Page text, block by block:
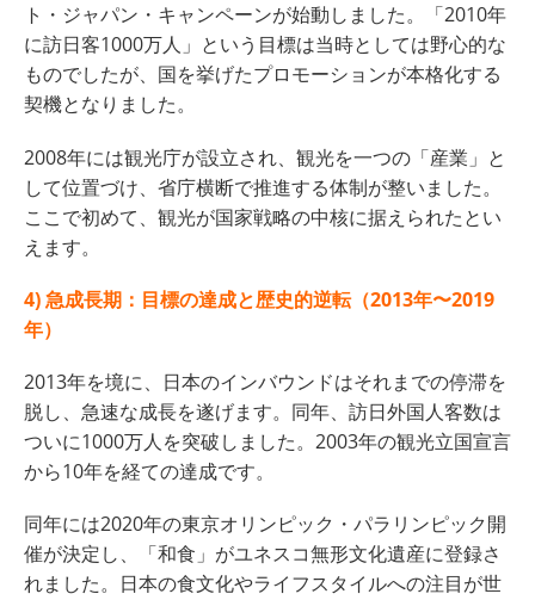
ト・ジャパン・キャンペーンが始動しました。「2010年
に訪日客1000万人」という目標は当時としては野心的な
ものでしたが、国を挙げたプロモーションが本格化する
契機となりました。
2008年には観光庁が設立され、観光を一つの「産業」と
して位置づけ、省庁横断で推進する体制が整いました。
ここで初めて、観光が国家戦略の中核に据えられたとい
えます。
4) 急成長期：目標の達成と歴史的逆転（2013年〜2019
年）
2013年を境に、日本のインバウンドはそれまでの停滞を
脱し、急速な成長を遂げます。同年、訪日外国人客数は
ついに1000万人を突破しました。2003年の観光立国宣言
から10年を経ての達成です。
同年には2020年の東京オリンピック・パラリンピック開
催が決定し、「和食」がユネスコ無形文化遺産に登録さ
れました。日本の食文化やライフスタイルへの注目が世